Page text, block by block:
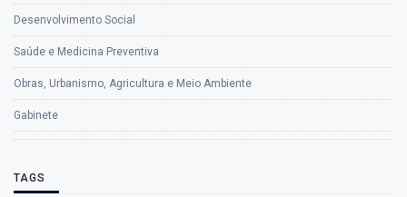
Desenvolvimento Social
Saúde e Medicina Preventiva
Obras, Urbanismo, Agricultura e Meio Ambiente
Gabinete
TAGS